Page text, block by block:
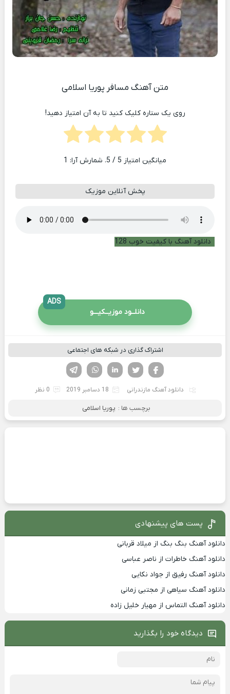
متن آهنگ مسافر پوریا اسلامی
روی یک ستاره کلیک کنید تا به آن امتیاز دهید!
میانگین امتیاز 5 / 5. شمارش آرا: 1
پخش آنلاین موزیک
دانلود آهنگ با کیفیت خوب 128
دانلــود موزیــکیـــو
ADS
اشتراک گذاری در شبکه های اجتماعی
لینکدین تویتر
فیسوک
دانلود آهنگ مازندرانی 18 دسامبر 2019 0 نظر
برچسب ها : پوریا اسلامی
پست های پیشنهادی
دانلود آهنگ بنگ بنگ از میلاد قربانی
دانلود آهنگ خاطرات از ناصر عباسی
دانلود آهنگ رفیق از جواد نکایی
دانلود آهنگ سیاهی از مجتبی زمانی
دانلود آهنگ التماس از مهیار خلیل زاده
دیدگاه خود را بگذارید